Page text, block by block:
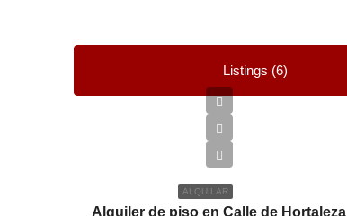
Listings (6)
ALQUILAR
Alquiler de piso en Calle de Hortaleza